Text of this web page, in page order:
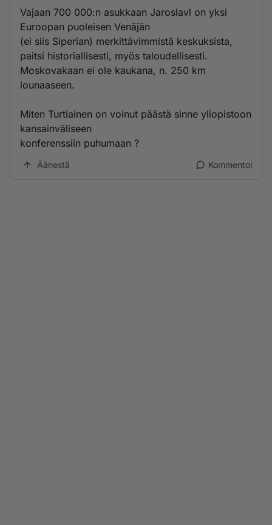
Vajaan 700 000:n asukkaan Jaroslavl on yksi
Euroopan puoleisen Venäjän
(ei siis Siperian) merkittävimmistä keskuksista,
paitsi historiallisesti, myös taloudellisesti.
Moskovakaan ei ole kaukana, n. 250 km
lounaaseen.
Miten Turtiainen on voinut päästä sinne yliopistoon
kansainväliseen
konferenssiin puhumaan ?
Äänestä Kommentoi